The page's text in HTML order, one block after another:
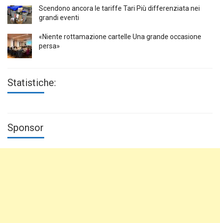
Scendono ancora le tariffe Tari Più differenziata nei
grandi eventi
«Niente rottamazione cartelle Una grande occasione
persa»
Statistiche:
Sponsor